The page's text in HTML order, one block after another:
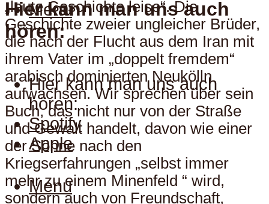
Menu
Hier kann man uns auch
hören:
Hier kann man uns auch
hören:
Spotify
Apple
Menu
„laute Geschichte leise“. Die
Geschichte zweier ungleicher Brüder,
die nach der Flucht aus dem Iran mit
ihrem Vater im „doppelt fremdem“
arabisch dominierten Neukölln
aufwachsen. Wir sprechen über sein
Buch, das nicht nur von der Straße
und Gewalt handelt, davon wie einer
der Söhne nach den
Kriegserfahrungen „selbst immer
mehr zu einem Minenfeld “ wird,
sondern auch von Freundschaft,